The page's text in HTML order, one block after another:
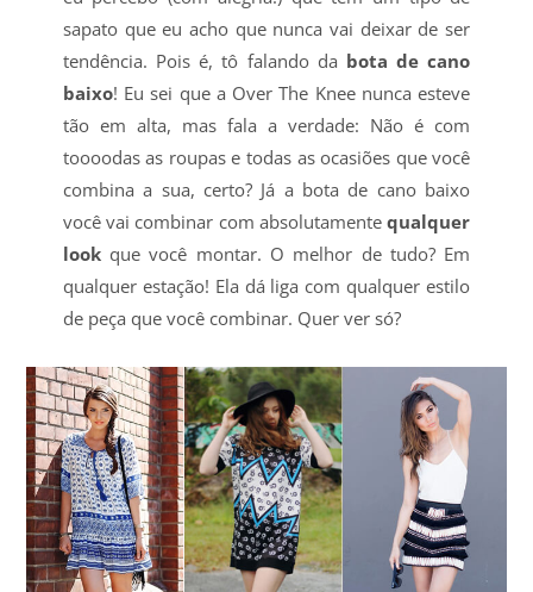
sapato que eu acho que nunca vai deixar de ser
tendência. Pois é, tô falando da bota de cano
baixo! Eu sei que a Over The Knee nunca esteve
tão em alta, mas fala a verdade: Não é com
toooodas as roupas e todas as ocasiões que você
combina a sua, certo? Já a bota de cano baixo
você vai combinar com absolutamentequalquer
lookque você montar. O melhor de tudo? Em
qualquer estação! Ela dá liga com qualquer estilo
de peça que você combinar. Quer ver só?